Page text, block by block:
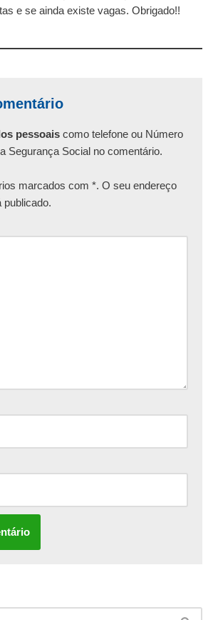
e se ainda existe vagas. Obrigado!!
pessoais como telefone ou Número
Segurança Social no comentário.
marcados com *. O seu endereço
publicado.